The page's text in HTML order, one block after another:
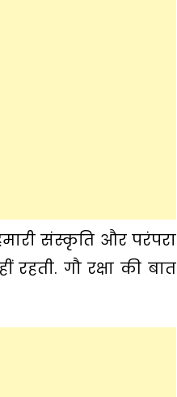
संस्कृति और परंपरा
गौ रक्षा की बात